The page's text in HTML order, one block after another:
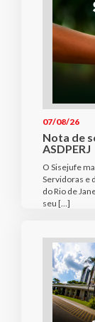
07/08/26
Nota de
ASDPERJ
O Sisejufe
Servidoras e
do Rio de
seu […]